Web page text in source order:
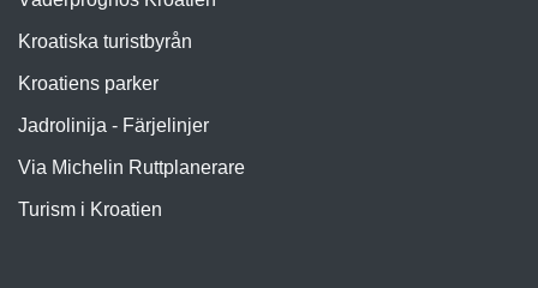
Kroatiska turistbyrån
Kroatiens parker
Jadrolinija - Färjelinjer
Via Michelin Ruttplanerare
Turism i Kroatien